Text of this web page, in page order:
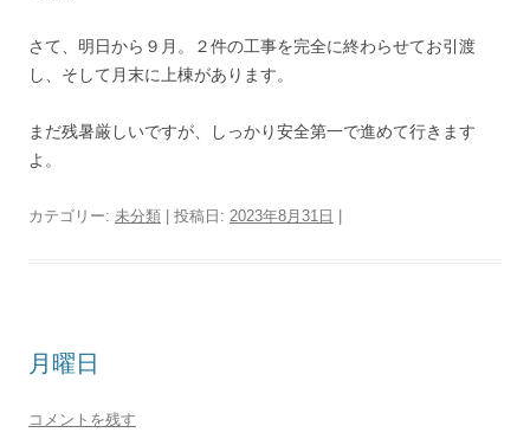
さて、明日から９月。２件の工事を完全に終わらせてお引渡
し、そして月末に上棟があります。
まだ残暑厳しいですが、しっかり安全第一で進めて行きます
よ。
カテゴリー: 未分類 | 投稿日: 2023年8月31日 |
月曜日
コメントを残す